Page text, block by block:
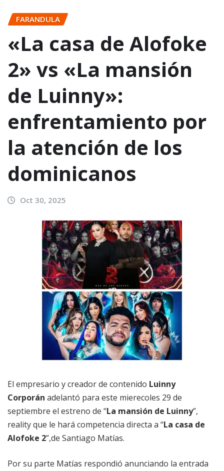
FARANDULA
«La casa de Alofoke
2» vs «La mansión
de Luinny»:
enfrentamiento por
la atención de los
dominicanos
Oct 30, 2025
El empresario y creador de contenido Luinny
Corporán adelantó para este mierecoles 29 de
septiembre el estreno de “La mansión de Luinny”,
reality que le hará competencia directa a “La casa de
Alofoke 2”,de Santiago Matías.
Por su parte Matías respondió anunciando la entrada